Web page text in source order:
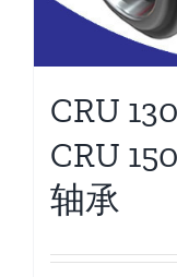
CRU
CRU
轴承